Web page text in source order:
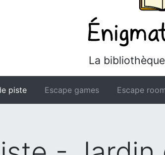
La
piste Escape games Escape